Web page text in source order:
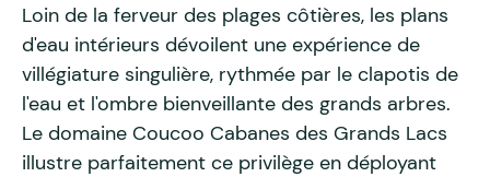
Loin de la ferveur des plages côtières, les plans
d'eau intérieurs dévoilent une expérience de
villégiature singulière, rythmée par le clapotis de
l'eau et l'ombre bienveillante des grands arbres.
Le domaine Coucoo Cabanes des Grands Lacs
illustre parfaitement ce privilège en déployant